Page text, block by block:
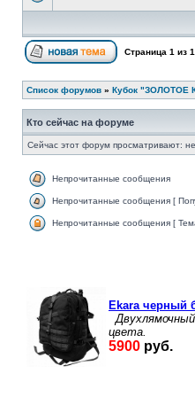
Страница 1 из 1
Список форумов » Кубок "ЗОЛОТОЕ
Кто сейчас на форуме
Сейчас этот форум просматривают:
Непрочитанные сообщения
Непрочитанные сообщения [
Непрочитанные сообщения [